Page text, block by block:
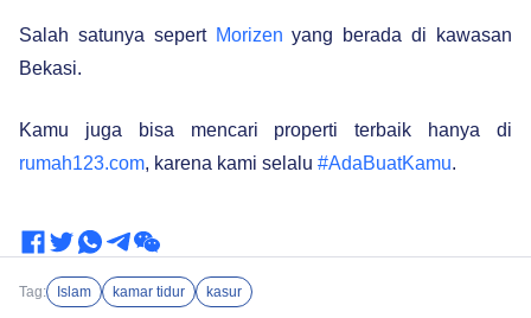
Salah satunya sepert Morizen yang berada di kawasan
Bekasi.
Kamu juga bisa mencari properti terbaik hanya di
rumah123.com, karena kami selalu #AdaBuatKamu.
Tag: Islam kamar tidur kasur